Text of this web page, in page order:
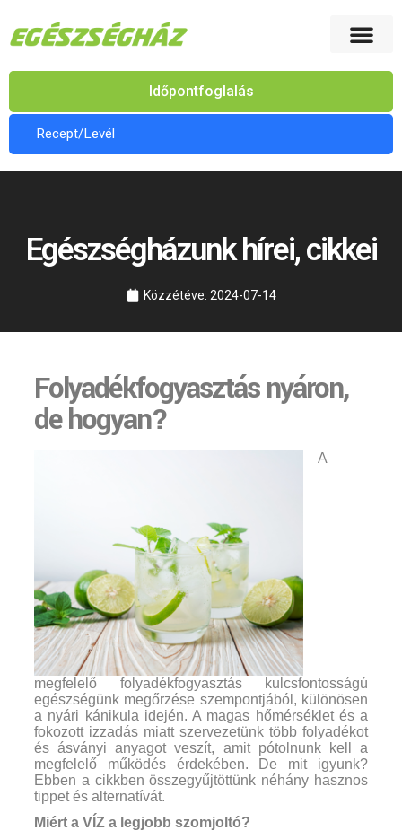
Időpontfoglalás
Recept/Levél
Egészségházunk hírei, cikkei
Közzétéve: 2024-07-14
Folyadékfogyasztás nyáron,
de hogyan?
A
megfelelő folyadékfogyasztás kulcsfontosságú
egészségünk megőrzése szempontjából, különösen
a nyári kánikula idején. A magas hőmérséklet és a
fokozott izzadás miatt szervezetünk több folyadékot
és ásványi anyagot veszít, amit pótolnunk kell a
megfelelő működés érdekében. De mit igyunk?
Ebben a cikkben összegyűjtöttünk néhány hasznos
tippet és alternatívát.
Miért a VÍZ a legjobb szomjoltó?